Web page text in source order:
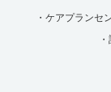
・ケアプラン